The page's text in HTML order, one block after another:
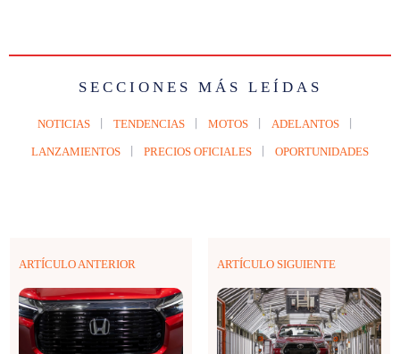
SECCIONES MÁS LEÍDAS
NOTICIAS TENDENCIAS MOTOS ADELANTOS
LANZAMIENTOS PRECIOS OFICIALES OPORTUNIDADES
ARTÍCULO ANTERIOR ARTÍCULO SIGUIENTE